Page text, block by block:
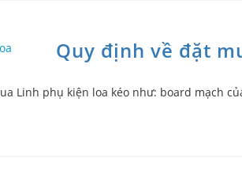
Quy định về đặt
Linh phụ kiện loa kéo như: board mạch